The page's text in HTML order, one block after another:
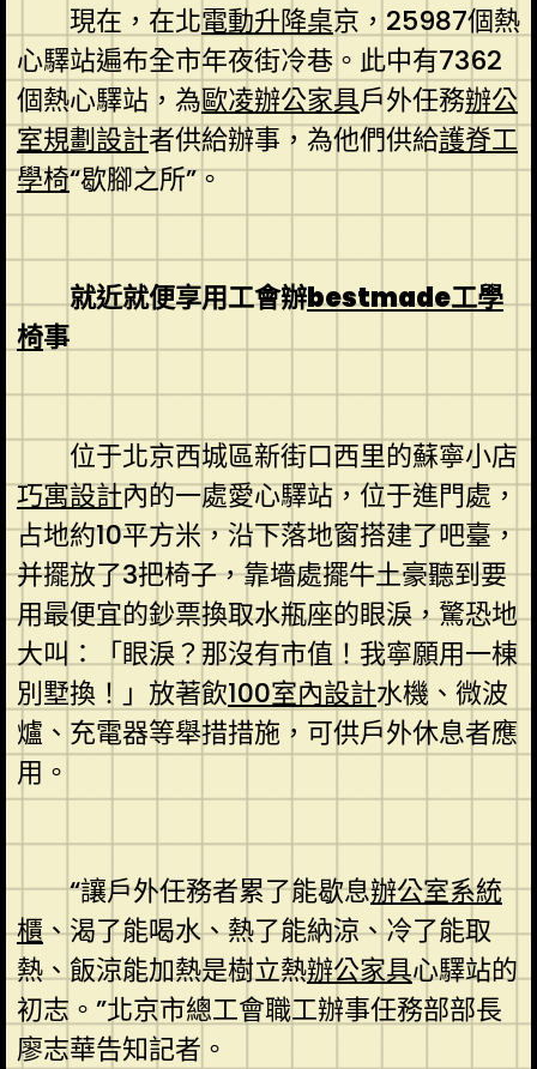
現在，在北電動升降桌京，25987個熱
心驛站遍布全市年夜街冷巷。此中有7362
個熱心驛站，為歐凌辦公家具戶外任務辦公
室規劃設計者供給辦事，為他們供給護脊工
學椅“歇腳之所”。
就近就便享用工會辦bestmade工學
椅事
位于北京西城區新街口西里的蘇寧小店
巧寓設計內的一處愛心驛站，位于進門處，
占地約10平方米，沿下落地窗搭建了吧臺，
并擺放了3把椅子，靠墻處擺牛土豪聽到要
用最便宜的鈔票換取水瓶座的眼淚，驚恐地
大叫：「眼淚？那沒有市值！我寧願用一棟
別墅換！」放著飲100室內設計水機、微波
爐、充電器等舉措措施，可供戶外休息者應
用。
“讓戶外任務者累了能歇息辦公室系統
櫃、渴了能喝水、熱了能納涼、冷了能取
熱、飯涼能加熱是樹立熱辦公家具心驛站的
初志。”北京市總工會職工辦事任務部部長
廖志華告知記者。